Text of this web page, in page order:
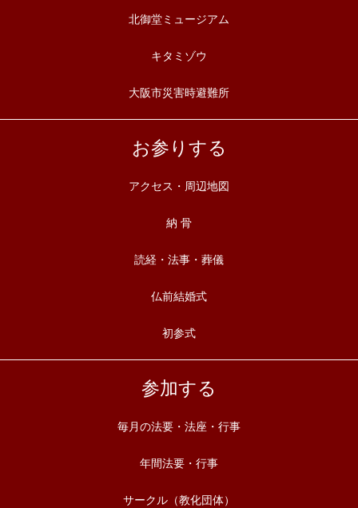
北御堂ミュージアム
キタミゾウ
大阪市災害時避難所
お参りする
アクセス・周辺地図
納 骨
読経・法事・葬儀
仏前結婚式
初参式
参加する
毎月の法要・法座・行事
年間法要・行事
サークル（教化団体）